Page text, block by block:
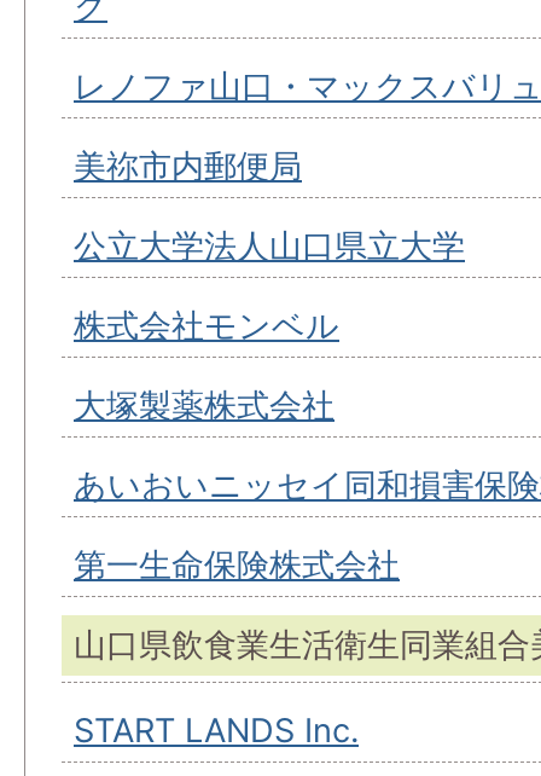
レノファ山口・マックスバリ
美祢市内郵便局
公立大学法人山口県立大学
株式会社モンベル
大塚製薬株式会社
あいおいニッセイ同和損害保
第一生命保険株式会社
山口県飲食業生活衛生同業組合
START LANDS Inc.